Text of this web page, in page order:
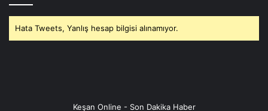
Hata Tweets, Yanlış hesap bilgisi alınamıyor.
Keşan Online - Son Dakika Haber